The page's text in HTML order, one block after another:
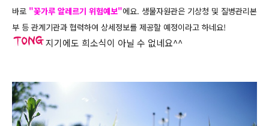
바로 "꽃가루 알레르기 위험예보"에요. 생물자원관은 기상청 및 질병관리본
부 등 관계기관과 협력하여 상세정보를 제공할 예정이라고 하네요!
지기에도 희소식이 아닐 수 없네요^^